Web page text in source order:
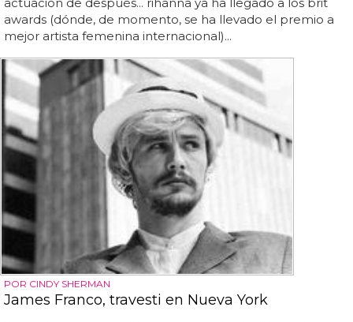
awards (dónde, de momento, se ha llevado el premio a
mejor artista femenina internacional)...
POR CINDY SHERMAN
James Franco, travesti en Nueva York